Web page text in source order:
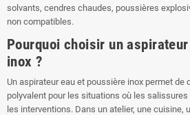
solvants, cendres chaudes, poussières
non compatibles.
Pourquoi choisir un
inox ?
Un aspirateur eau et poussière inox permet de
polyvalent pour les situations où les
les interventions. Dans un atelier, une cuisine,